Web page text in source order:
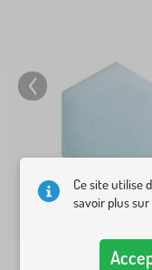
Ce site utilise
savoir plus sur